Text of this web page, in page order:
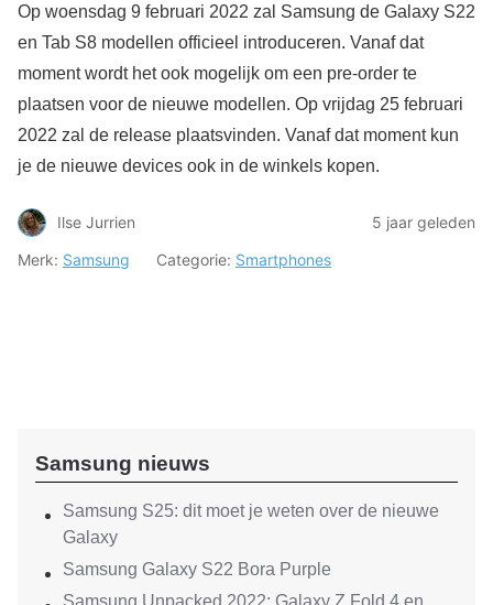
Op woensdag 9 februari 2022 zal Samsung de Galaxy S22
en Tab S8 modellen officieel introduceren. Vanaf dat
moment wordt het ook mogelijk om een pre-order te
plaatsen voor de nieuwe modellen. Op vrijdag 25 februari
2022 zal de release plaatsvinden. Vanaf dat moment kun
je de nieuwe devices ook in de winkels kopen.
Ilse Jurrien
5 jaar geleden
Merk: Samsung Categorie: Smartphones
Samsung nieuws
Samsung S25: dit moet je weten over de nieuwe
Galaxy
Samsung Galaxy S22 Bora Purple